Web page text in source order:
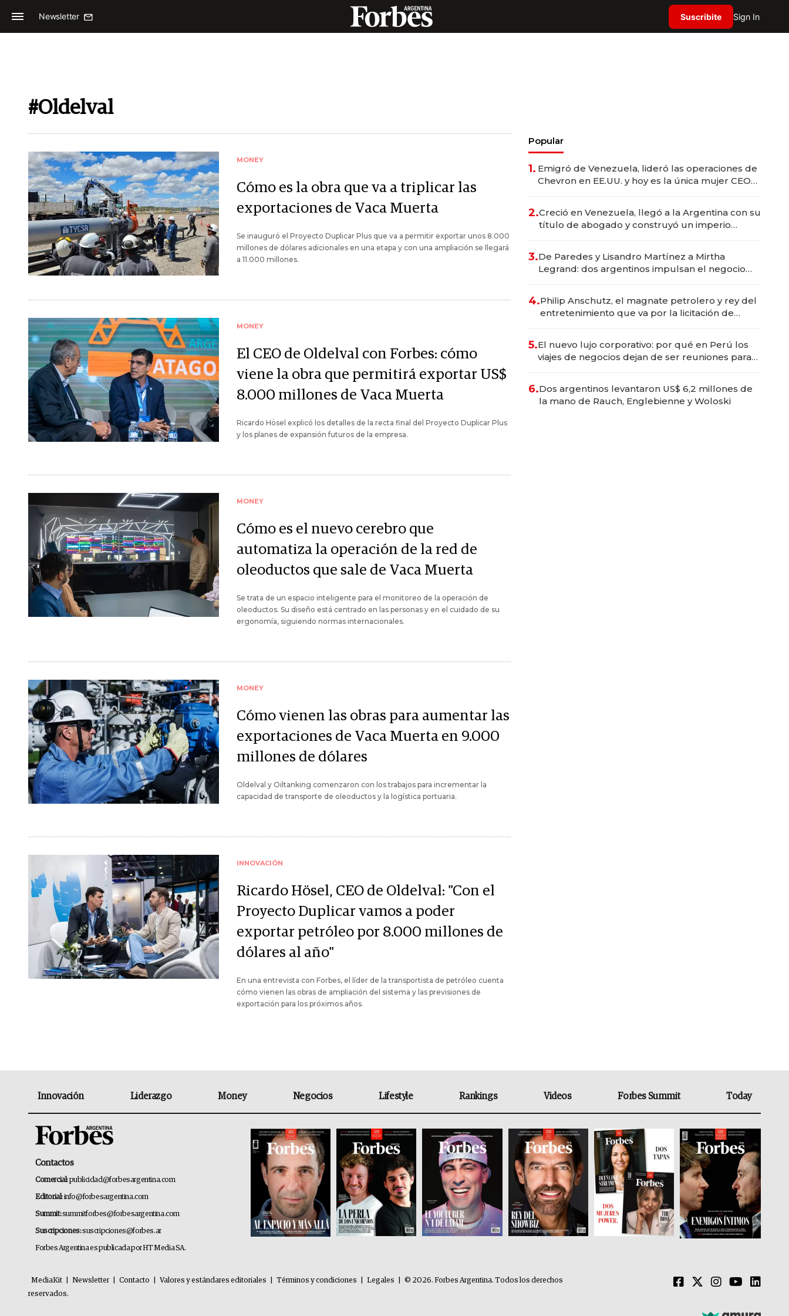
Newsletter Suscribite Sign In
#Oldelval
MONEY
Cómo es la obra que va a triplicar las
exportaciones de Vaca Muerta
Se inauguró el Proyecto Duplicar Plus que va a permitir exportar unos 8.000
millones de dólares adicionales en una etapa y con una ampliación se llegará
a 11.000 millones.
MONEY
El CEO de Oldelval con Forbes: cómo
viene la obra que permitirá exportar US$
8.000 millones de Vaca Muerta
Ricardo Hösel explicó los detalles de la recta final del Proyecto Duplicar Plus
y los planes de expansión futuros de la empresa.
MONEY
Cómo es el nuevo cerebro que
automatiza la operación de la red de
oleoductos que sale de Vaca Muerta
Se trata de un espacio inteligente para el monitoreo de la operación de
oleoductos. Su diseño está centrado en las personas y en el cuidado de su
ergonomía, siguiendo normas internacionales.
MONEY
Cómo vienen las obras para aumentar las
exportaciones de Vaca Muerta en 9.000
millones de dólares
Oldelval y Oiltanking comenzaron con los trabajos para incrementar la
capacidad de transporte de oleoductos y la logística portuaria.
INNOVACIÓN
Ricardo Hösel, CEO de Oldelval: "Con el
Proyecto Duplicar vamos a poder
exportar petróleo por 8.000 millones de
dólares al año"
En una entrevista con Forbes, el líder de la transportista de petróleo cuenta
cómo vienen las obras de ampliación del sistema y las previsiones de
exportación para los próximos años.
Popular
1. Emigró de Venezuela, lideró las operaciones de
Chevron en EE.UU. y hoy es la única mujer CEO
2.Creció en Venezuela, llegó a la Argentina con su
título de abogado y construyó un imperio
3.De Paredes y Lisandro Martínez a Mirtha
Legrand: dos argentinos impulsan el negocio
4.Philip Anschutz, el magnate petrolero y rey del
entretenimiento que va por la licitación de
5.El nuevo lujo corporativo: por qué en Perú los
viajes de negocios dejan de ser reuniones para
6.Dos argentinos levantaron US$ 6,2 millones de
la mano de Rauch, Englebienne y Woloski
Innovación Liderazgo Money Negocios Lifestyle Rankings Videos Forbes Summit Today
Contactos
Comercial:publicidad@forbesargentina.com
Editorial:info@forbesargentina.com
Summit:summitforbes@forbesargentina.com
Suscripciones:suscripciones@forbes.ar
Forbes Argentina es publicada por HT Media SA.
MediaKit Newsletter Contacto Valores y estándares editoriales Términos y condiciones Legales
© 2026. Forbes Argentina. Todos los derechos
reservados.